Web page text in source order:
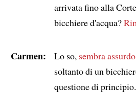
arrivata fino alla
bicchiere d'acqua?
Carmen: Lo so, sembra assurdo
soltanto di un
questione di principio.